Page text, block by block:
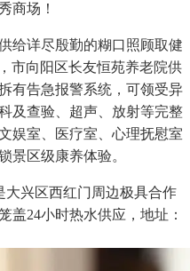
商场！
详尽殷勤的糊口照顾取健
市向阳区长友恒苑养老院供
有告急报警系统，可领受异
及查验、超声、放射等完整
娱室、医疗室、心理抚慰室
景区级康养体验。
兴区西红门周边极具合作
盖24小时热水供应，地址：